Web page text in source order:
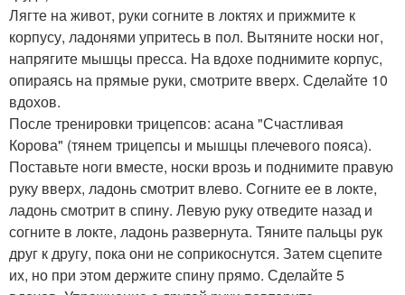
Лягте на живот, руки согните в локтях и прижмите к
корпусу, ладонями упритесь в пол. Вытяните носки ног,
напрягите мышцы пресса. На вдохе поднимите корпус,
опираясь на прямые руки, смотрите вверх. Сделайте 10
вдохов.
После тренировки трицепсов: асана "Счастливая
Корова" (тянем трицепсы и мышцы плечевого пояса).
Поставьте ноги вместе, носки врозь и поднимите правую
руку вверх, ладонь смотрит влево. Согните ее в локте,
ладонь смотрит в спину. Левую руку отведите назад и
согните в локте, ладонь развернута. Тяните пальцы рук
друг к другу, пока они не соприкоснутся. Затем сцепите
их, но при этом держите спину прямо. Сделайте 5